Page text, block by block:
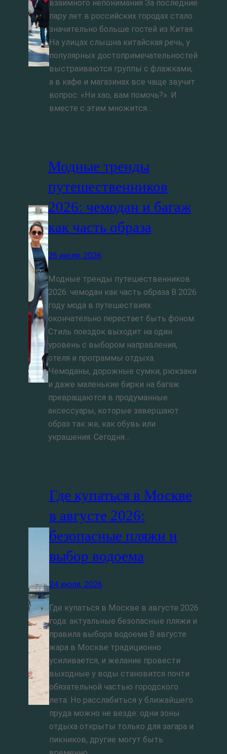
взаимного непонимания За последние
пару лет в российских городах стало
значительно больше гостей из Китая.
На улицах слышна китайская речь, у
популярных достопримечательностей
выстраиваются группы с флажками,
а в кафе и магазинах все чаще звучит
вопрос: «Ни хао, вам помочь?». И
вместе с этим множится…
Модные тренды
путешественников
2026: чемодан и багаж
как часть образа
26 июля, 2026
Модные тренды путешественников
2026: чемодан как часть образа В 2026
году мода в путешествиях
окончательно перестает быть фоном.
Стиль поездок выходит на один
уровень с выбором направления,
отеля и программы отдыха.
Чемоданы, дорожные сумки, рюкзаки
и даже маленькие бирки на багаж
превращаются в продуманные
аксессуары, которые завершают
образ так же, как обувь или
украшения. Сегодня…
Где купаться в Москве
в августе 2026:
безопасные пляжи и
выбор водоема
24 июля, 2026
Где купаться в Москве в августе 2026
года: актуальные безопасные пляжи и
правила выбора водоема В августе
жара в Москве традиционно
усиливается, и желание провести
выходные у воды становится почти
обязательной частью городского
лета. Но расслабиться у ближайшего
пруда можно не везде: одни зоны
отдыха открыты только для загара и
пикников, другие могут быть